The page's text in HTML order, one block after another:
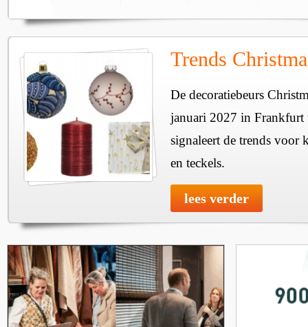
Trends
De decoratiebeurs
januari 2027 in Frankfurt
signaleert de trends voor
en teckels.
lees verder